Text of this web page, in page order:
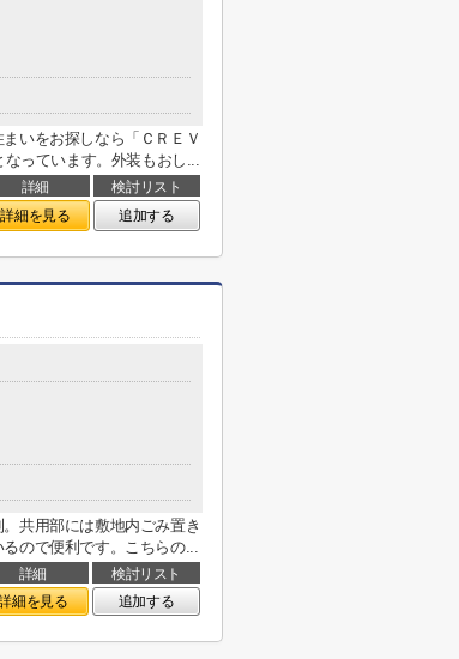
いをお探しなら「ＣＲＥＶ
なっています。外装もおし...
詳細
検討リスト
詳細を見る 追加する
共用部には敷地内ごみ置き
ので便利です。こちらの...
詳細
検討リスト
細を見る 追加する